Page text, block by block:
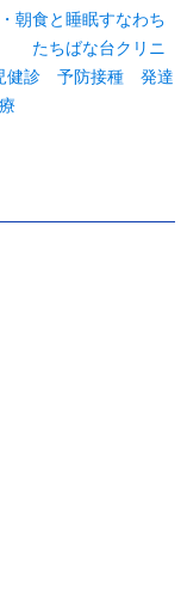
朝食と睡眠すなわち
ばな台クリニ
診 予防接種 発達